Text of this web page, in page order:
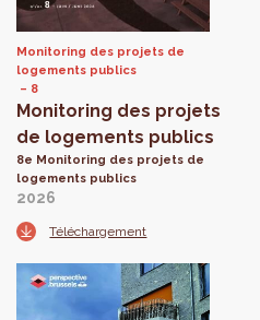
Monitoring des projets de
logements publics
8
Monitoring des projets
de logements publics
8e Monitoring des projets de
logements publics
2026
Téléchargement